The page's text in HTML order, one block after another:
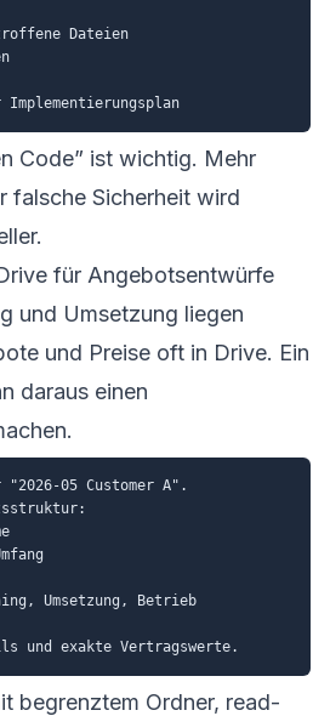
Dateien
Code” ist wichtig. Mehr
falsche Sicherheit wird
für Angebotsentwürfe
und Umsetzung liegen
und Preise oft in Drive. Ein
daraus einen
"2026-05 Customer A".
Umsetzung, Betrieb
begrenztem Ordner, read-